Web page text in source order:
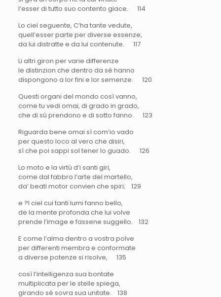
l’esser di tutto suo contento giace. 114
Lo ciel seguente, C’ha tante vedute,
quell’esser parte per diverse essenze,
da lui distratte e da lui contenute. 117
Li altri giron per varie differenze
le distinzion che dentro da sé hanno
dispongono a lor fini e lor semenze. 120
Questi organi del mondo così vanno,
come tu vedi omai, di grado in grado,
che di sù prendono e di sotto fanno. 123
Riguarda bene omai sì com’io vado
per questo loco al vero che disiri,
sì che poi sappi sol tener lo guado. 126
Lo moto e la virtù d’i santi giri,
come dal fabbro l’arte del martello,
da’ beati motor convien che spiri; 129
e ?l ciel cui tanti lumi fanno bello,
de la mente profonda che lui volve
prende l’image e fassene suggello. 132
E come l’alma dentro a vostra polve
per differenti membra e conformate
a diverse potenze si risolve, 135
così l’intelligenza sua bontate
multiplicata per le stelle spiega,
girando sé sovra sua unitate. 138